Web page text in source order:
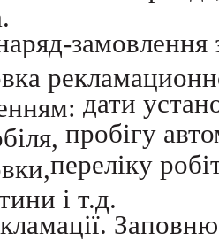
дати
пробігу
переліку
і т.д.